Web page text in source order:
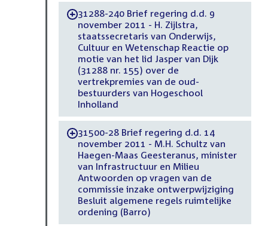
-31288-240 Brief regering d.d. 9
november 2011 - H. Zijlstra,
staatssecretaris van Onderwijs,
Cultuur en Wetenschap Reactie op
motie van het lid Jasper van Dijk
(31288 nr. 155) over de
vertrekpremies van de oud-
bestuurders van Hogeschool
Inholland
-31500-28 Brief regering d.d. 14
november 2011 - M.H. Schultz van
Haegen-Maas Geesteranus, minister
van Infrastructuur en Milieu
Antwoorden op vragen van de
commissie inzake ontwerpwijziging
Besluit algemene regels ruimtelijke
ordening (Barro)